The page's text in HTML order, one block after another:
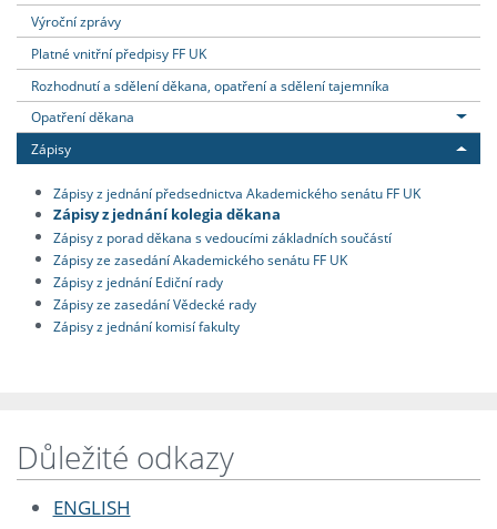
Výroční zprávy
Platné vnitřní předpisy FF UK
Rozhodnutí a sdělení děkana, opatření a sdělení tajemníka
Opatření děkana
Zápisy
Zápisy z jednání předsednictva Akademického senátu FF UK
Zápisy z jednání kolegia děkana
Zápisy z porad děkana s vedoucími základních součástí
Zápisy ze zasedání Akademického senátu FF UK
Zápisy z jednání Ediční rady
Zápisy ze zasedání Vědecké rady
Zápisy z jednání komisí fakulty
Důležité odkazy
ENGLISH